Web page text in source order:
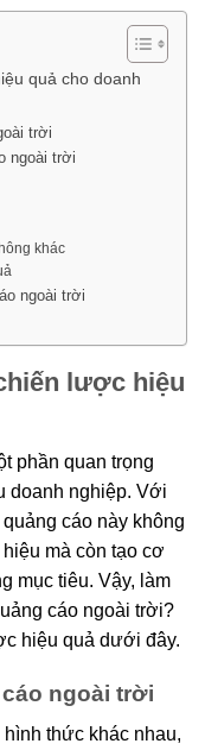
quả cho doanh
trời
ngoài trời
khác
ngoài trời
lược hiệu
phần quan trọng
doanh nghiệp. Với
cáo này không
mà còn tạo cơ
mục tiêu. Vậy, làm
cáo ngoài trời?
hiệu quả dưới đây.
ngoài trời
thức khác nhau,